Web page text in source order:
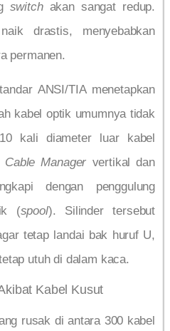
switchakan sangat redup.
drastis, menyebabkan
permanen.
ANSI/TIA menetapkan
kabel optik umumnya tidak
kali diameter luar kabel
Cable Manager vertikal dan
dengan penggulung
(spool). Silinder tersebut
tetap landai bak huruf U,
utuh di dalam kaca.
Kabel Kusut
rusak di antara 300 kabel